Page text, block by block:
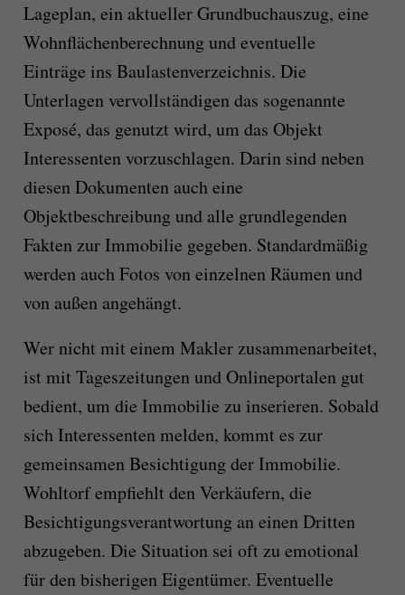
Lageplan, ein aktueller Grundbuchauszug, eine
Wohnflächenberechnung und eventuelle
Einträge ins Baulastenverzeichnis. Die
Unterlagen vervollständigen das sogenannte
Exposé, das genutzt wird, um das Objekt
Interessenten vorzuschlagen. Darin sind neben
diesen Dokumenten auch eine
Objektbeschreibung und alle grundlegenden
Fakten zur Immobilie gegeben. Standardmäßig
werden auch Fotos von einzelnen Räumen und
von außen angehängt.
Wer nicht mit einem Makler zusammenarbeitet,
ist mit Tageszeitungen und Onlineportalen gut
bedient, um die Immobilie zu inserieren. Sobald
sich Interessenten melden, kommt es zur
gemeinsamen Besichtigung der Immobilie.
Wohltorf empfiehlt den Verkäufern, die
Besichtigungsverantwortung an einen Dritten
abzugeben. Die Situation sei oft zu emotional
für den bisherigen Eigentümer. Eventuelle